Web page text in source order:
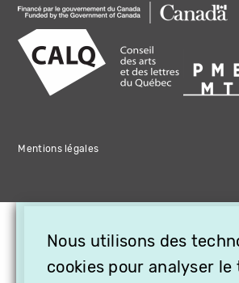
Mentions légales
Nous utilisons des
cookies pour analyser
OFFREZ LA
CADEAU,